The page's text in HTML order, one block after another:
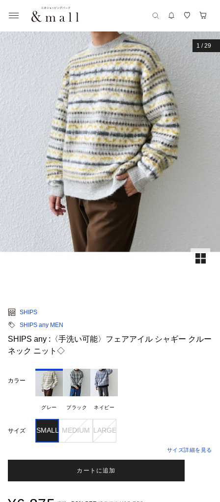
1 /29
SHIPS
SHIPS any MEN
SHIPS any :〈手洗い可能〉フェアアイル シャギー クルー
ネック ニット◇
カラー
グレー ブラック ネイビー
サイズ SMALL MEDIUM LARGE
サイズ詳細を見る
カートに追加